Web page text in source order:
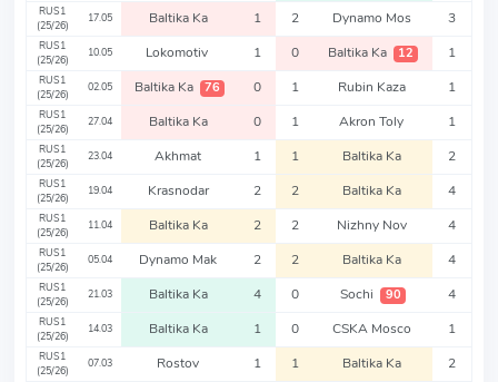
RUS1
(25/26)
17.05 Baltika Ka 1 2 Dynamo Mos 3
RUS1
(25/26)
10.05 Lokomotiv 1 0 Baltika Ka 12 1
RUS1
(25/26)
02.05 Baltika Ka 76 0 1 Rubin Kaza 1
RUS1
(25/26)
27.04 Baltika Ka 0 1 Akron Toly 1
RUS1
(25/26)
23.04 Akhmat 1 1 Baltika Ka 2
RUS1
(25/26)
19.04 Krasnodar 2 2 Baltika Ka 4
RUS1
(25/26)
11.04 Baltika Ka 2 2 Nizhny Nov 4
RUS1
(25/26)
05.04 Dynamo Mak 2 2 Baltika Ka 4
RUS1
(25/26)
21.03 Baltika Ka 4 0 Sochi 90 4
RUS1
(25/26)
14.03 Baltika Ka 1 0 CSKA Mosco 1
RUS1
(25/26)
07.03 Rostov 1 1 Baltika Ka 2